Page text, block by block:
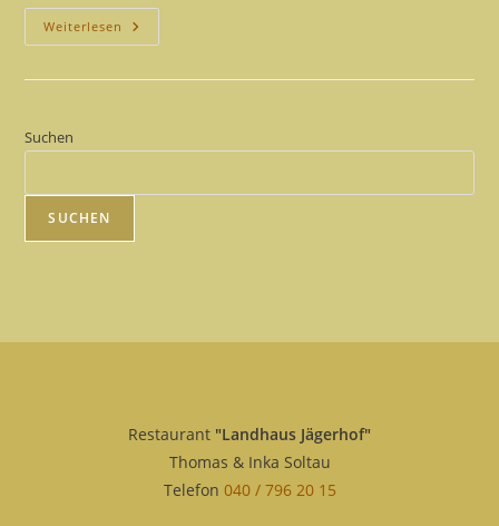
Weiterlesen Sonntags-
Brunch
Suchen
SUCHEN
Restaurant "Landhaus Jägerhof"
Thomas & Inka Soltau
Telefon 040 / 796 20 15